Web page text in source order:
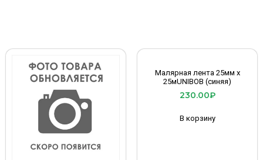
Малярная лента 25мм х
25мUNIBOB (синяя)
230.00₽
В корзину